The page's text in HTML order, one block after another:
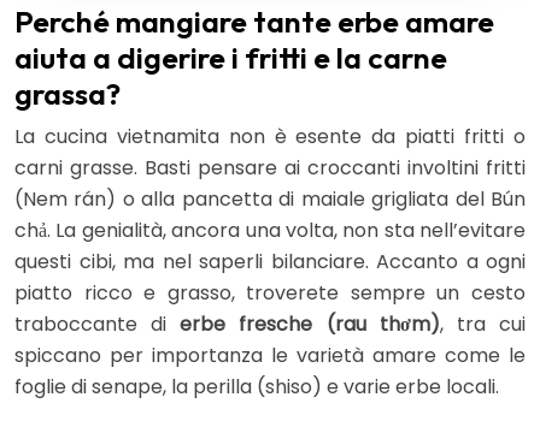
Perché mangiare tante erbe amare
aiuta a digerire i fritti e la carne
grassa?
La cucina vietnamita non è esente da piatti fritti o
carni grasse. Basti pensare ai croccanti involtini fritti
(Nem rán) o alla pancetta di maiale grigliata del Bún
chả. La genialità, ancora una volta, non sta nell’evitare
questi cibi, ma nel saperli bilanciare. Accanto a ogni
piatto ricco e grasso, troverete sempre un cesto
traboccante dierbe fresche (rau thơm), tra cui
spiccano per importanza le varietà amare come le
foglie di senape, la perilla (shiso) e varie erbe locali.